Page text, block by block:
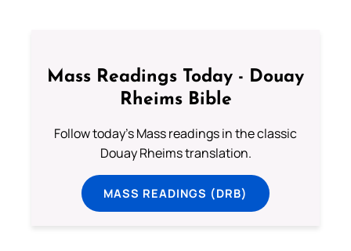
Mass Readings Today - Douay
Rheims Bible
Follow today's Mass readings in the classic
Douay Rheims translation.
MASS READINGS (DRB)